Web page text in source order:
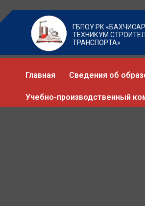
ГБПОУ РК
ТЕХНИКУМ
ТРАНСПОРТА»
Главная Сведения об
Учебно-производственный